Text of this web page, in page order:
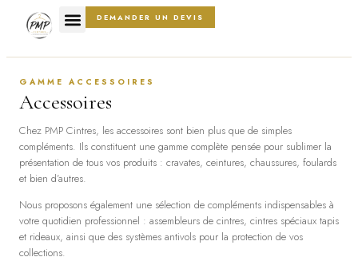
DEMANDER UN DEVIS
GAMME ACCESSOIRES
Accessoires
Chez PMP Cintres, les accessoires sont bien plus que de simples
compléments. Ils constituent une gamme complète pensée pour sublimer la
présentation de tous vos produits : cravates, ceintures, chaussures, foulards
et bien d’autres.
Nous proposons également une sélection de compléments indispensables à
votre quotidien professionnel : assembleurs de cintres, cintres spéciaux tapis
et rideaux, ainsi que des systèmes antivols pour la protection de vos
collections.